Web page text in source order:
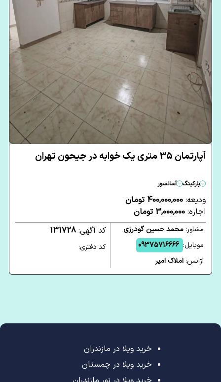
آپارتمان 35 متری یک خوابه در جیحون تهران
پارکینگ آسانسور
ودیعه: 400,000,000 تومان
اجاره: 3,000,000 تومان
مشاور:محمد حسین گودرزی
موبایل: 09375716666
آژانس:املاک امیر
کد آگهی: 131728
کد دفتری:
خرید ویلا در مازندران
خرید ویلا در چمستان